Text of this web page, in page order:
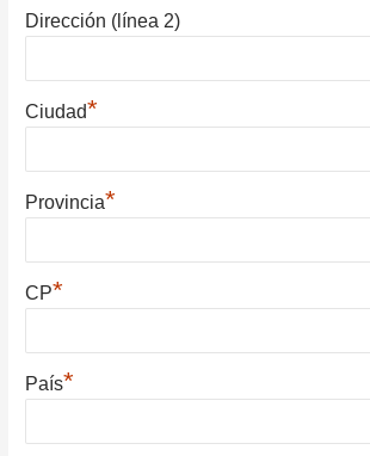
Dirección (línea 2)
Ciudad*
Provincia*
CP*
País*